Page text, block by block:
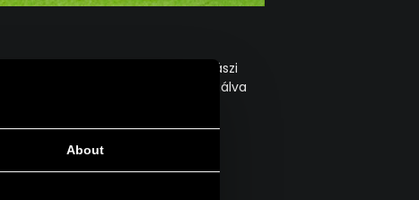
About
körében. Csupán a két gigászi
tehető, a televíziós adatokat vizsgálva